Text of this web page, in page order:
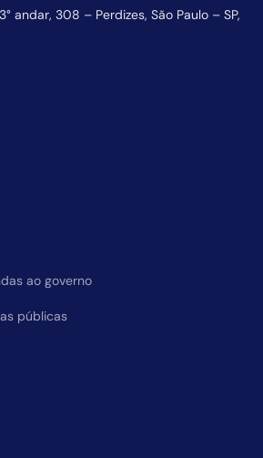
andar, 308 – Perdizes, São Paulo – SP,
ao governo
públicas